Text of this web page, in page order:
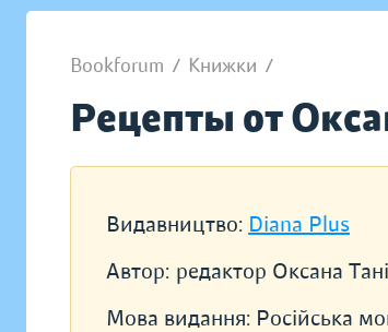
Bookforum / Книжки /
Рецепты от
Видавництво: Diana Plus
Автор: редактор Оксана
Мова видання: Російська